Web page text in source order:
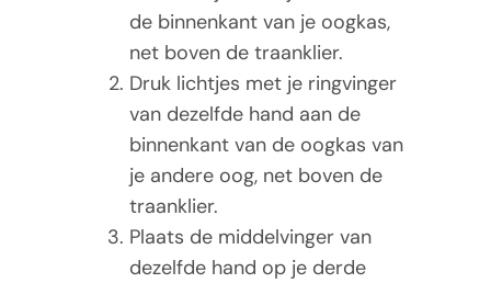
de binnenkant van je oogkas,
net boven de traanklier.
Druk lichtjes met je ringvinger
van dezelfde hand aan de
binnenkant van de oogkas van
je andere oog, net boven de
traanklier.
Plaats de middelvinger van
dezelfde hand op je derde